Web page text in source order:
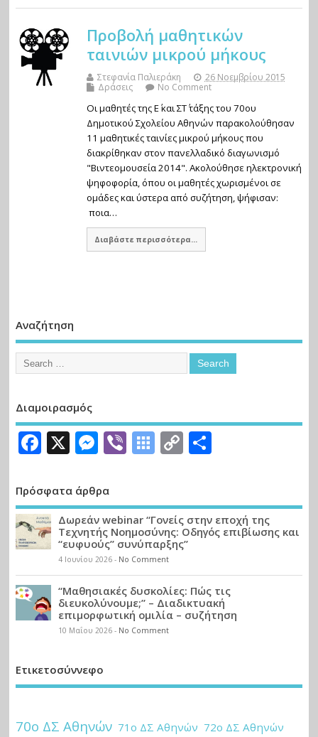
Προβολή μαθητικών
ταινιών μικρού μήκους
Στεφανία Παλιεράκη
26 Νοεμβρίου 2015
Δράσεις
No Comment
Οι μαθητές της Ε΄ και ΣΤ΄ τάξης του 70ου
Δημοτικού Σχολείου Αθηνών παρακολούθησαν
11 μαθητικές ταινίες μικρού μήκους που
διακρίθηκαν στον πανελλαδικό διαγωνισμό
"Βιντεομουσεία 2014". Ακολούθησε ηλεκτρονική
ψηφοφορία, όπου οι μαθητές χωρισμένοι σε
ομάδες και ύστερα από συζήτηση, ψήφισαν:
ποια…
Διαβάστε περισσότερα...
Αναζήτηση
Διαμοιρασμός
Facebook
X Messenger
ViberSymbaloo
Copy
Πρόσφατα άρθρα
Δωρεάν webinar “Γονείς στην εποχή της
Τεχνητής Νοημοσύνης: Οδηγός επιβίωσης και
“ευφυούς” συνύπαρξης”
4 Ιουνίου 2026- No Comment
“Μαθησιακές δυσκολίες: Πώς τις
διευκολύνουμε;” – Διαδικτυακή
επιμορφωτική ομιλία – συζήτηση
10 Μαΐου 2026- No Comment
Ετικετοσύννεφο
70ο ΔΣ Αθηνών 71ο ΔΣ Αθηνών 72ο ΔΣ Αθηνών